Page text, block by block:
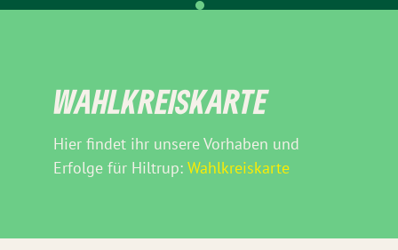
WAHLKREISKARTE
Hier findet ihr unsere Vorhaben und
Erfolge für Hiltrup: Wahlkreiskarte